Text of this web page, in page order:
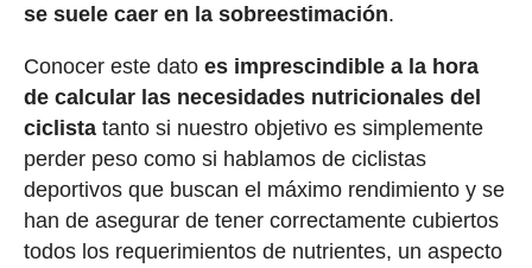
se suele caer en la sobreestimación.
Conocer este dato es imprescindible a la hora
de calcular las necesidades nutricionales del
ciclistatanto si nuestro objetivo es simplemente
perder peso como si hablamos de ciclistas
deportivos que buscan el máximo rendimiento y se
han de asegurar de tener correctamente cubiertos
todos los requerimientos de nutrientes, un aspecto